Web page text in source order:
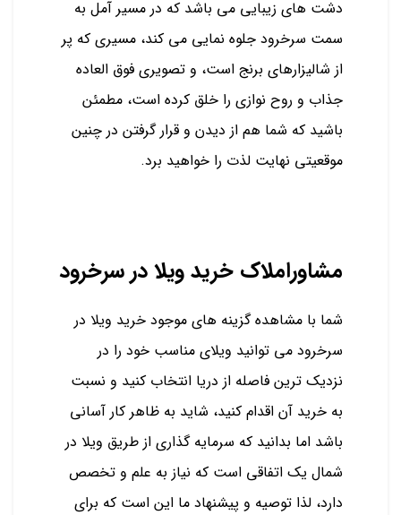
دشت های زیبایی می باشد که در مسیر آمل به
سمت سرخرود جلوه نمایی می کند، مسیری که پر
از شالیزارهای برنج است، و تصویری فوق العاده
جذاب و روح نوازی را خلق کرده است، مطمئن
باشید که شما هم از دیدن و قرار گرفتن در چنین
موقعیتی نهایت لذت را خواهید برد.
مشاوراملاک خرید ویلا در سرخرود
شما با مشاهده گزینه های موجود خرید ویلا در
سرخرود می توانید ویلای مناسب خود را در
نزدیک ترین فاصله از دریا انتخاب کنید و نسبت
به خرید آن اقدام کنید، شاید به ظاهر کار آسانی
باشد اما بدانید که سرمایه گذاری از طریق ویلا در
شمال یک اتفاقی است که نیاز به علم و تخصص
دارد، لذا توصیه و پیشنهاد ما این است که برای